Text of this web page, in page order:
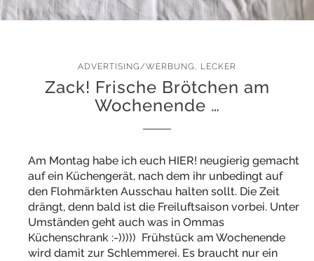
ADVERTISING/WERBUNG , LECKER
Zack! Frische Brötchen am
Wochenende …
Am Montag habe ich euch HIER! neugierig gemacht
auf ein Küchengerät, nach dem ihr unbedingt auf
den Flohmärkten Ausschau halten sollt. Die Zeit
drängt, denn bald ist die Freiluftsaison vorbei. Unter
Umständen geht auch was in Ommas
Küchenschrank :-))))) Frühstück am Wochenende
wird damit zur Schlemmerei. Es braucht nur ein